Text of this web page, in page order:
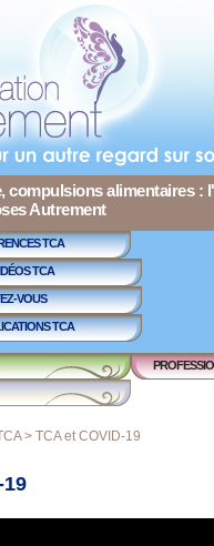
compulsions alimentaires :
Autrement
TCA
TCA
VOUS
TCA
> TCA et COVID-19
19